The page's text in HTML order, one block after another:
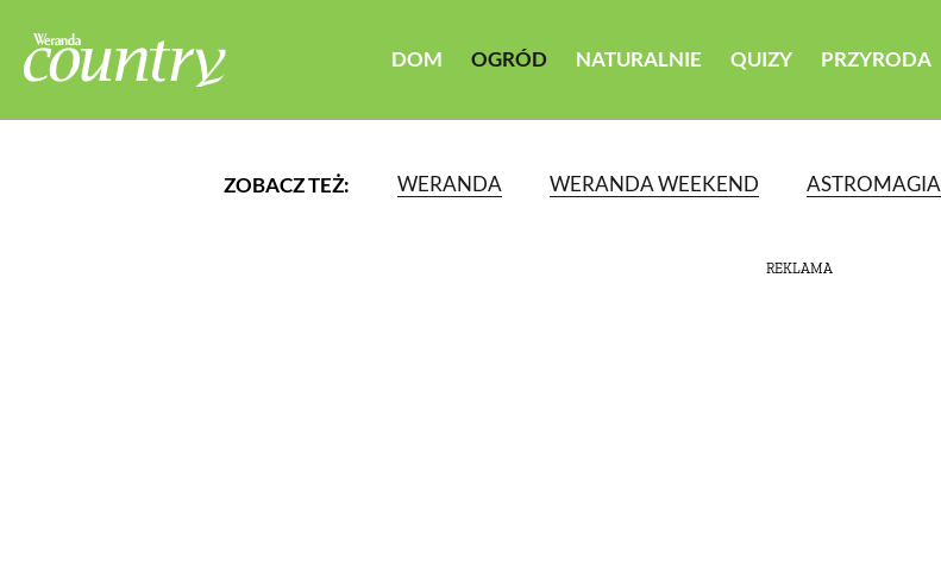
DOM OGRÓD NATURALNIE QUIZY PRZYRODA
ZOBACZ TEŻ: WERANDA WERANDA WEEKEND ASTROMAGIA
REKLAMA